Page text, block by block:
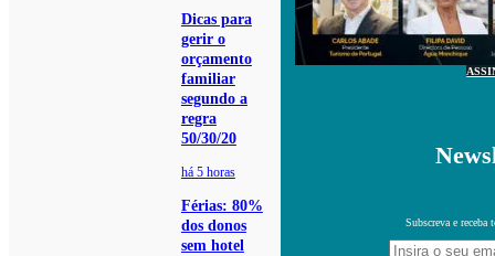
Dicas para
gerir o
orçamento
familiar
segundo a
regra
50/30/20
há 5 horas
Férias: 80%
dos donos
sem hotel
Subscreva e receba